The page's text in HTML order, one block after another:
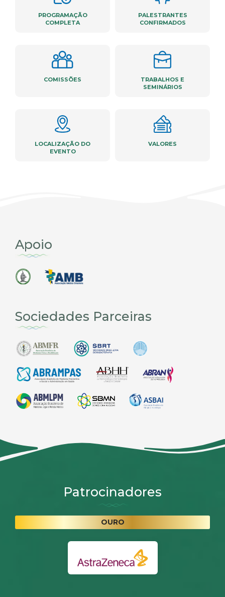
PROGRAMAÇÃO
COMPLETA
PALESTRANTES
CONFIRMADOS
COMISSÕES
TRABALHOS E
SEMINÁRIOS
LOCALIZAÇÃO DO
EVENTO
VALORES
Apoio
Sociedades Parceiras
Patrocinadores
OURO